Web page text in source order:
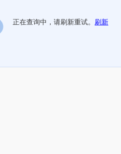
正在查询中，请刷新重试。 刷新